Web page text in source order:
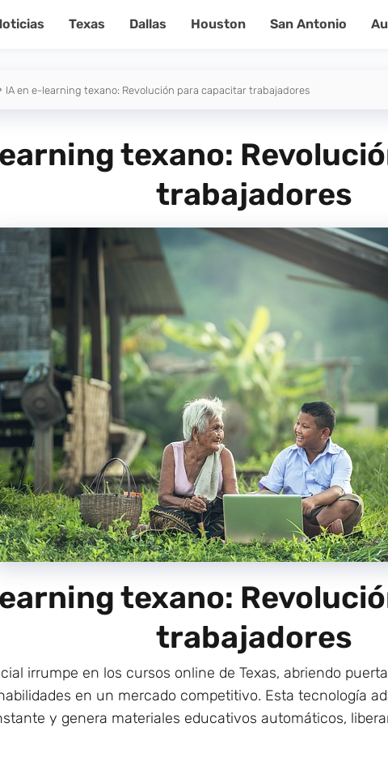
Texas Dallas Houston San Antonio
IA en e-learning texano: Revolución para capacitar trabajadores
texano:
trabajadores
texano:
trabajadores
irrumpe en los cursos online de Texas, abriendo
en un mercado competitivo. Esta tecnología
y genera materiales educativos automáticos,